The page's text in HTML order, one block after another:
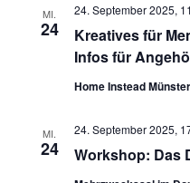
MI.
24
Kreatives für
Infos für
24. September 2025,
Home Instead Münster
MI.
24 Workshop: Das
24. September 2025,